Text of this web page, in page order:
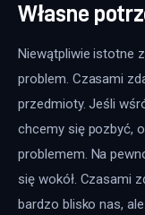
Własne
Niewątpliwie istotne
problem. Czasami
przedmioty. Jeśli
chcemy się pozbyć,
problemem. Na
się wokół. Czasami
bardzo blisko nas,